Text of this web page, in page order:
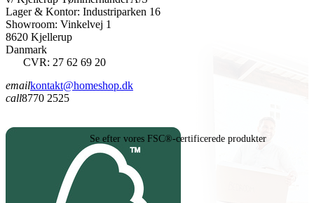
Lager & Kontor: Industriparken 16
Showroom: Vinkelvej 1
8620 Kjellerup
Danmark
CVR: 27 62 69 20
emailkontakt@homeshop.dk
call8770 2525
Se efter vores FSC®-certificerede produkter